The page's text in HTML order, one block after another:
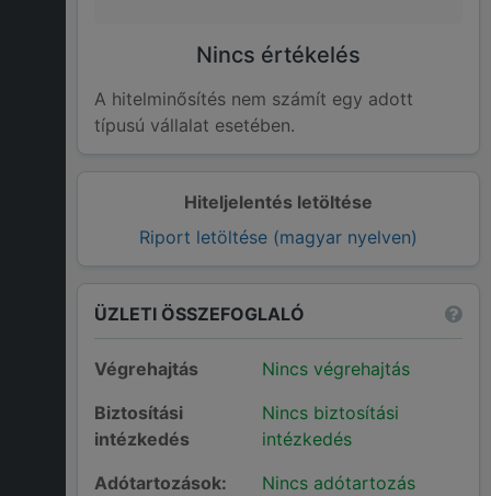
Hiteljelentés letöltése
Riport letöltése (magyar nyelven)
Nincs értékelés
A hitelminősítés nem számít egy adott
típusú vállalat esetében.
ÜZLETI ÖSSZEFOGLALÓ
Végrehajtás
Nincs végrehajtás
Biztosítási
intézkedés
Nincs biztosítási
intézkedés
Adótartozások:
Nincs adótartozás